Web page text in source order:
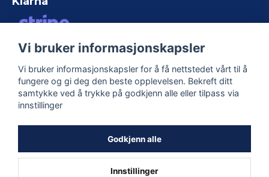
VISA/MASTERCARD/AMERICAN
Følg oss
Vi bruker informasjonskapsler
Vi bruker informasjonskapsler for å få nettstedet vårt til å
fungere og gi deg den beste opplevelsen. Bekreft ditt
samtykke ved å trykke på godkjenn alle eller tilpass via
innstillinger
Godkjenn alle
Innstillinger